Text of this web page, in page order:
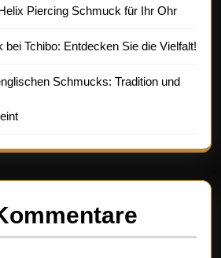
Piercing Schmuck für Ihr Ohr
bei Tchibo: Entdecken Sie die Vielfalt!
Schmucks: Tradition und